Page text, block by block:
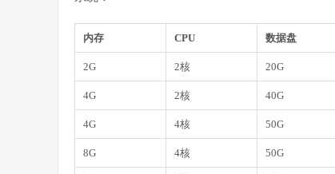
内存 CPU 数据盘
2G 2核 20G
4G 2核 40G
4G 4核 50G
8G 4核 50G